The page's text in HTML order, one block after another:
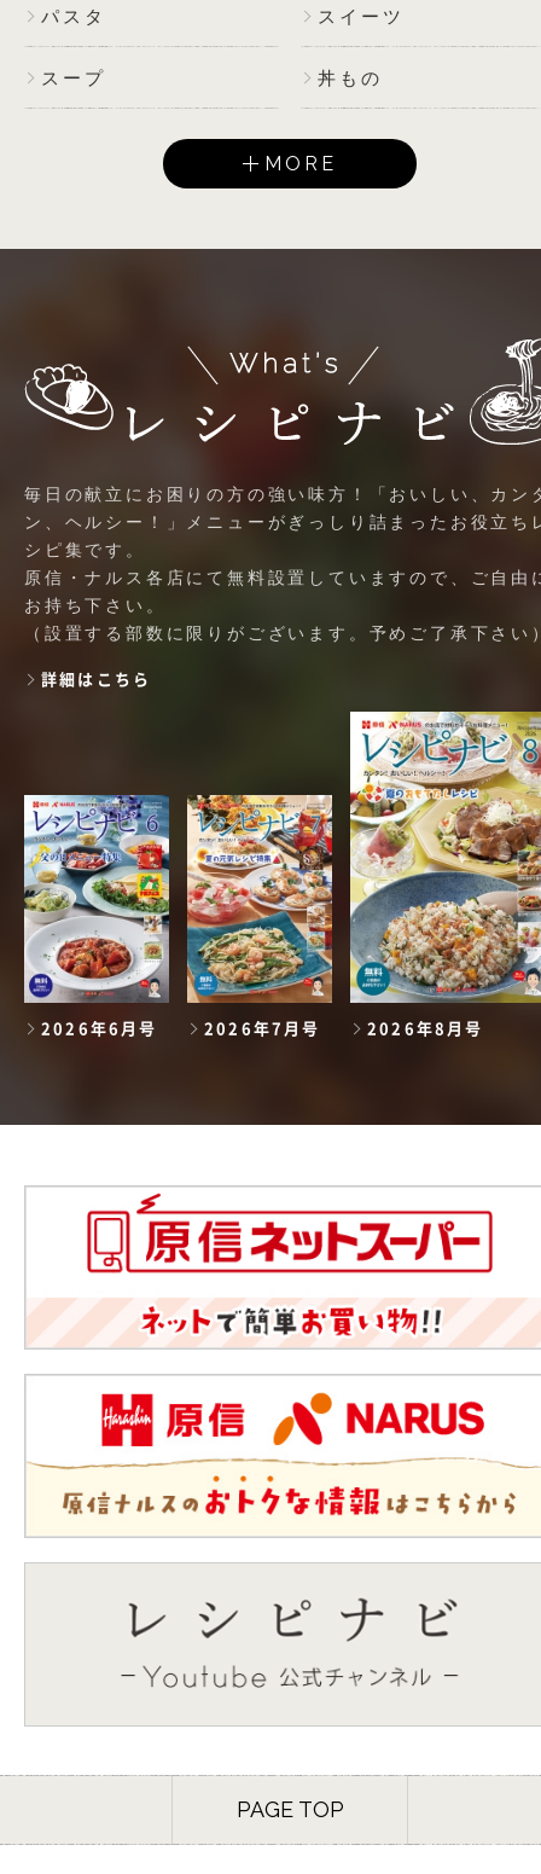
パスタ スイーツ
スープ 丼もの
MORE
毎日の献立にお困りの方の強い味方！「おいしい、カン
ン、ヘルシー！」メニューがぎっしり詰まったお役立ち
シピ集です。
原信・ナルス各店にて無料設置していますので、ご自由
お持ち下さい。
（設置する部数に限りがございます。予めご了承下さい
詳細はこちら
2026年6月号 2026年7月号 2026年8月号
PAGE TOP